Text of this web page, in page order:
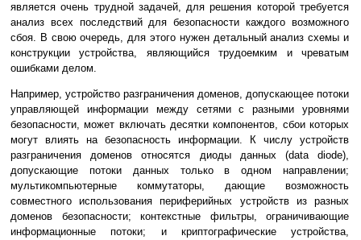
является очень трудной задачей, для решения которой требуется
анализ всех последствий для безопасности каждого возможного
сбоя. В свою очередь, для этого нужен детальный анализ схемы и
конструкции устройства, являющийся трудоемким и чреватым
ошибками делом.
Например, устройство разграничения доменов, допускающее потоки
управляющей информации между сетями с разными уровнями
безопасности, может включать десятки компонентов, сбои которых
могут влиять на безопасность информации. К числу устройств
разграничения доменов относятся диоды данных (data diode),
допускающие потоки данных только в одном направлении;
мультикомпьютерные коммутаторы, дающие возможность
совместного использования периферийных устройств из разных
доменов безопасности; контекстные фильтры, ограничивающие
информационные потоки; и криптографические устройства,